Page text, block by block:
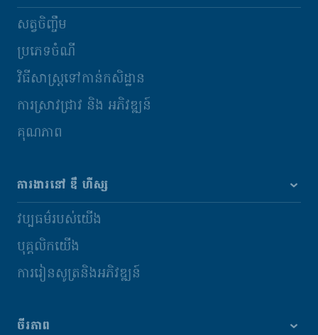
សត្វចិញ្ចឹម
ប្រភេទចំណី
វិធីសាស្រ្តទៅកាន់កសិដ្ឋាន
ការស្រាវជ្រាវ និង​ អភិវឌ្ឍន៍
គុណភាព
ការងារនៅ ឌឹ ហឺស្ស
វប្បធម៌របស់យើង
បុគ្គលិកយើង
ការរៀនសូត្រនិងអភិវឌ្ឍន៍
ចីរភាព